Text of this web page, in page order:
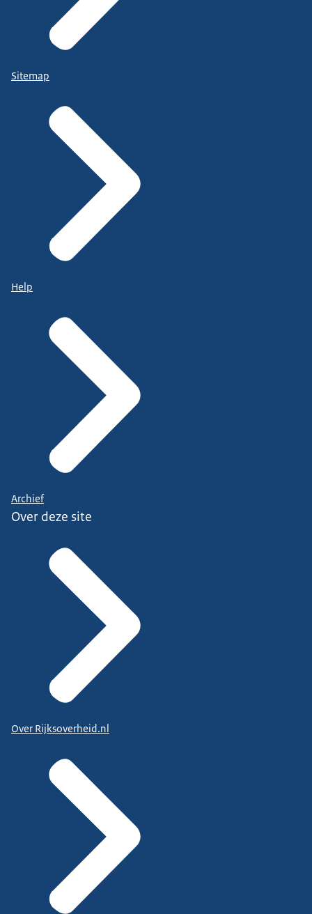
Sitemap
Help
Archief
Over deze site
Over Rijksoverheid.nl